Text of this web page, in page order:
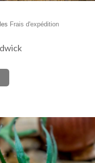
Frais d'expédition